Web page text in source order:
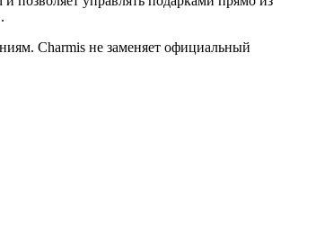
Charmis не заменяет официальный